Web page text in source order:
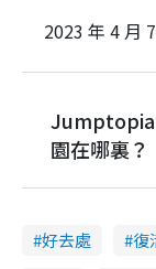
2023 年 4 月
Jumptopia
園在哪裏？
好去處 復